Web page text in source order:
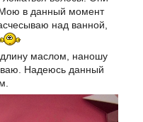
в данный момент
над ванной,
длину маслом, наношу
Надеюсь данный